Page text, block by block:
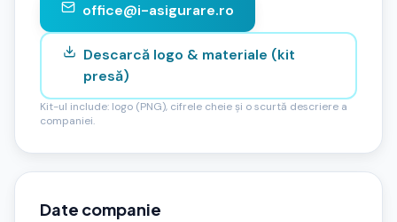
office@i-asigurare.ro
Descarcă logo & materiale (kit
presă)
Kit-ul include: logo (PNG), cifrele cheie și o scurtă descriere a
companiei.
Date companie